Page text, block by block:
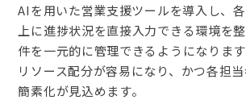
AIを用いた営業支援ツールを導入し、
上に進捗状況を直接入力できる環境を
件を一元的に管理できるようになりま
リソース配分が容易になり、かつ各担
簡素化が見込めます。